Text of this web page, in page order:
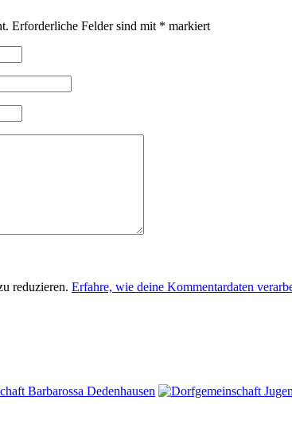
Erforderliche Felder sind mit * markiert
reduzieren. Erfahre, wie deine Kommentardaten